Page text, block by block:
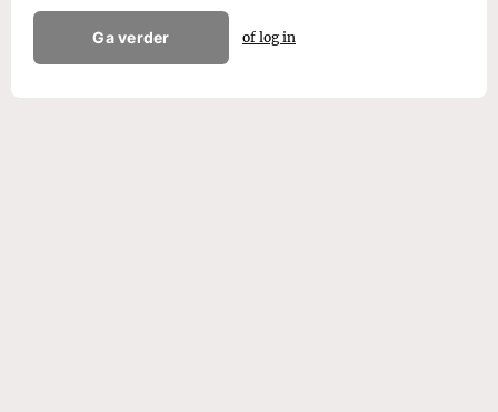
Ga verder of log in